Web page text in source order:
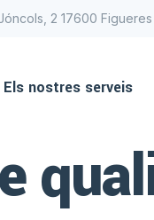
2 17600 Figueres
Els nostres serveis